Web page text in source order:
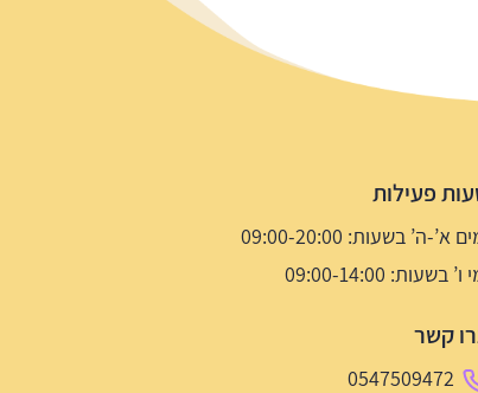
פעילות
א’-ה’ בשעות: 09:00-20:00
ו’ בשעות: 09:00-14:00
קשר
0547509472